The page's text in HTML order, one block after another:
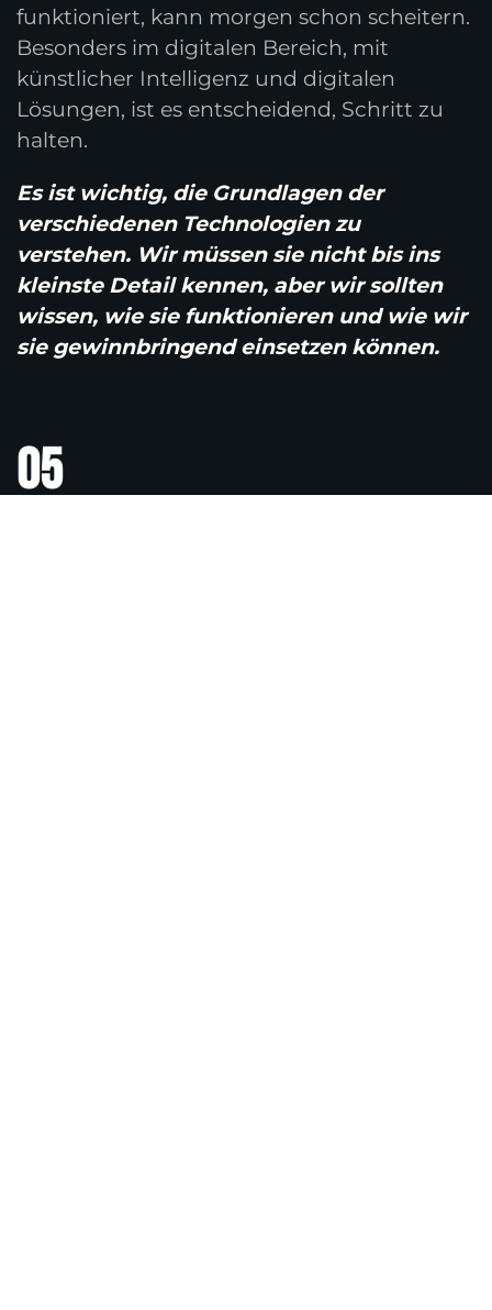
funktioniert, kann morgen schon scheitern.
Besonders im digitalen Bereich, mit
künstlicher Intelligenz und digitalen
Lösungen, ist es entscheidend, Schritt zu
halten.
Es ist wichtig, die Grundlagen der
verschiedenen Technologien zu
verstehen. Wir müssen sie nicht bis ins
kleinste Detail kennen, aber wir sollten
wissen, wie sie funktionieren und wie wir
sie gewinnbringend einsetzen können.
05